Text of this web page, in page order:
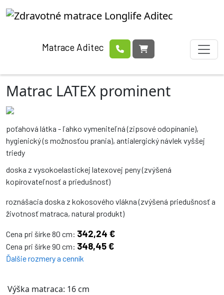
Matrace Aditec
Matrac LATEX prominent
poťahová látka - ľahko vymeniteľná (zipsové odopínanie),
hygienický (s možnosťou prania), antialergický návlek vyššej
triedy
doska z vysokoelastickej latexovej peny (zvýšená
kopírovateľnosť a priedušnosť)
roznášacia doska z kokosového vlákna (zvýšená priedušnosť a
životnosť matraca, natural produkt)
Cena pri šírke 80 cm: 342,24 €
Cena pri šírke 90 cm: 348,45 €
Ďalšie rozmery a cenník
Výška matraca: 16 cm